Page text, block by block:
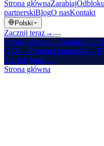
Strona głównaZarabiaj
partnerskiBlogO nasKontakt
Polski
Zacznij teraz→
Strona główna → Zarabiaj →
CAS →Program partnerski →
Zacznij teraz →
Strona główna